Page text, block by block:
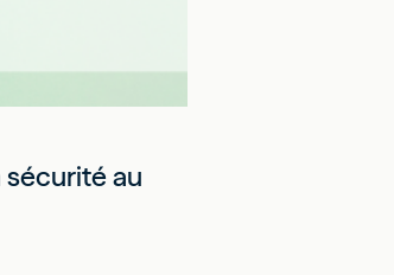
sécurité au